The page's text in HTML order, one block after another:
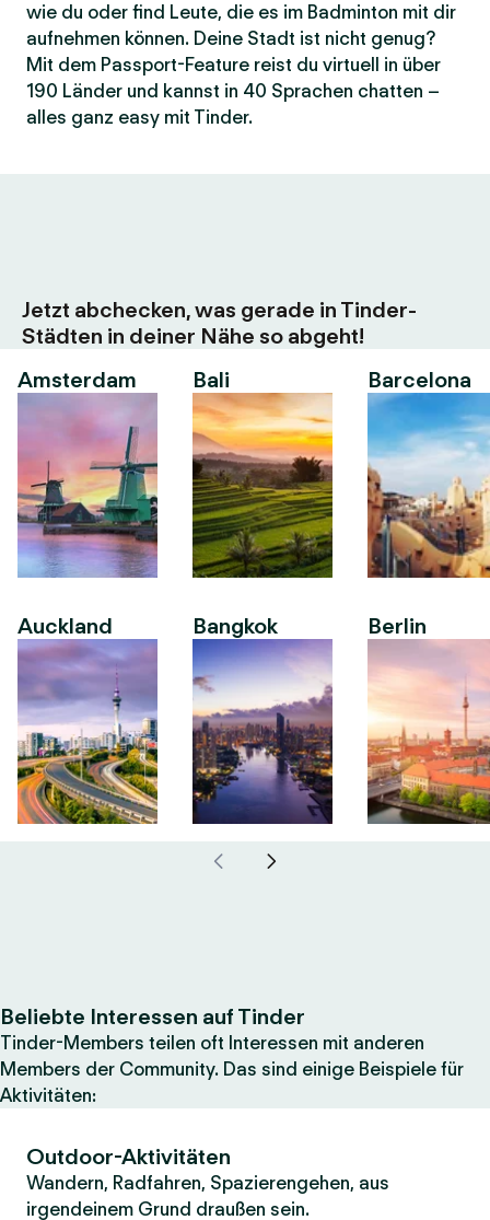
wie du oder find Leute, die es im Badminton mit dir
aufnehmen können. Deine Stadt ist nicht genug?
Mit dem Passport-Feature reist du virtuell in über
190 Länder und kannst in 40 Sprachen chatten –
alles ganz easy mit Tinder.
Jetzt abchecken, was gerade in Tinder-
Städten in deiner Nähe so abgeht!
Amsterdam
Auckland
Bali
Bangkok
Barcelona
Berlin
Beliebte Interessen auf Tinder
Tinder-Members teilen oft Interessen mit anderen
Members der Community. Das sind einige Beispiele für
Aktivitäten:
Outdoor-Aktivitäten
Wandern, Radfahren, Spazierengehen, aus
irgendeinem Grund draußen sein.